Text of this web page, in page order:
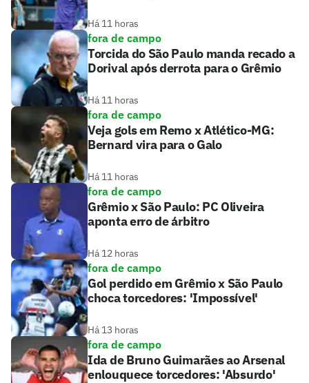
Há 11 horas
fora de campo
Torcida do São Paulo manda recado a
Dorival após derrota para o Grêmio
Há 11 horas
fora de campo
Veja gols em Remo x Atlético-MG:
Bernard vira para o Galo
Há 11 horas
fora de campo
Grêmio x São Paulo: PC Oliveira
aponta erro de árbitro
Há 12 horas
fora de campo
Gol perdido em Grêmio x São Paulo
choca torcedores: 'Impossível'
Há 13 horas
fora de campo
Ida de Bruno Guimarães ao Arsenal
enlouquece torcedores: 'Absurdo'